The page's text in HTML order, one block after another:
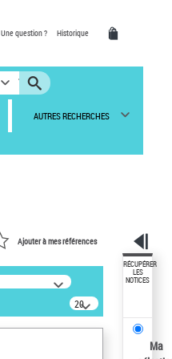
Une question ? Historique
AUTRES RECHERCHES
Ajouter à mes références
20
résultats/page
RÉCUPÉRER
LES
NOTICES
Ma